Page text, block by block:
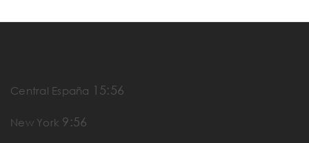
Central España 15:56
New York 9:56